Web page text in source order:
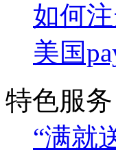
如何
美国
特色服务
“满就